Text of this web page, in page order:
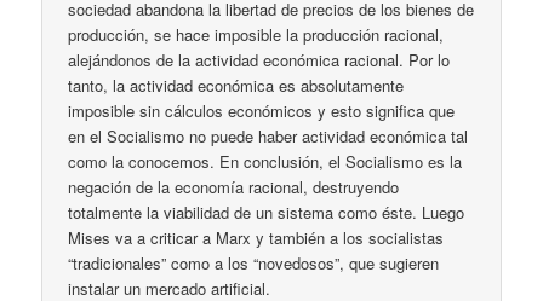
sociedad abandona la libertad de precios de los bienes de
producción, se hace imposible la producción racional,
alejándonos de la actividad económica racional. Por lo
tanto, la actividad económica es absolutamente
imposible sin cálculos económicos y esto significa que
en el Socialismo no puede haber actividad económica tal
como la conocemos. En conclusión, el Socialismo es la
negación de la economía racional, destruyendo
totalmente la viabilidad de un sistema como éste. Luego
Mises va a criticar a Marx y también a los socialistas
“tradicionales” como a los “novedosos”, que sugieren
instalar un mercado artificial.